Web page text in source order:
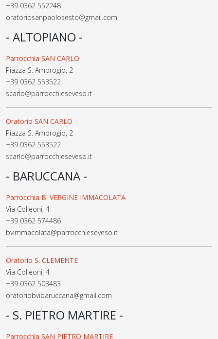
+39 0362 552248
oratoriosanpaolosesto@gmail.com
- ALTOPIANO -
Parrocchia SAN CARLO
Piazza S. Ambrogio, 2
+39 0362 553522
scarlo@parrocchieseveso.it
Oratorio SAN CARLO
Piazza S. Ambrogio, 2
+39 0362 553522
scarlo@parrocchieseveso.it
- BARUCCANA -
Parrocchia B. VERGINE IMMACOLATA
Via Colleoni, 4
+39 0362 574486
bvimmacolata@parrocchieseveso.it
Oratorio S. CLEMENTE
Via Colleoni, 4
+39 0362 503483
oratoriobvibaruccana@gmail.com
- S. PIETRO MARTIRE -
Parrocchia SAN PIETRO MARTIRE